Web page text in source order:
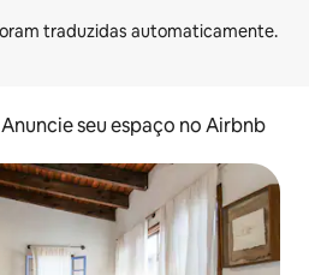
Anuncie seu espaço no Airbnb